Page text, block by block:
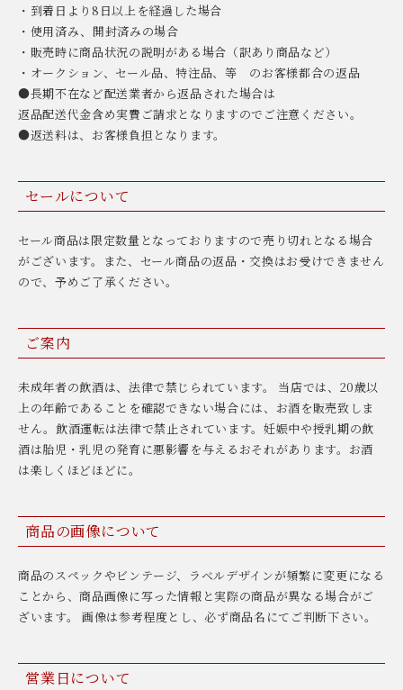
・到着日より8日以上を経過した場合
・使用済み、開封済みの場合
・販売時に商品状況の説明がある場合（訳あり商品など）
・オークション、セール品、特注品、等 のお客様都合の返品
●長期不在など配送業者から返品された場合は
返品配送代金含め実費ご請求となりますのでご注意ください。
●返送料は、お客様負担となります。
セールについて
セール商品は限定数量となっておりますので売り切れとなる場合
がございます。また、セール商品の返品・交換はお受けできません
ので、予めご了承ください。
ご案内
未成年者の飲酒は、法律で禁じられています。 当店では、20歳以
上の年齢であることを確認できない場合には、お酒を販売致しま
せん。飲酒運転は法律で禁止されています。妊娠中や授乳期の飲
酒は胎児・乳児の発育に悪影響を与えるおそれがあります。お酒
は楽しくほどほどに。
商品の画像について
商品のスペックやビンテージ、ラベルデザインが頻繁に変更になる
ことから、商品画像に写った情報と実際の商品が異なる場合がご
ざいます。 画像は参考程度とし、必ず商品名にてご判断下さい。
営業日について